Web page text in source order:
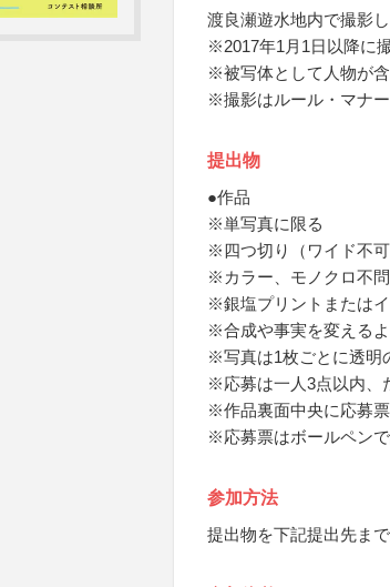
渡良瀬遊水地内で撮影
※2017年1月1日以降に
※被写体として人物が
※撮影はルール・マナ
提出物
●作品
※単写真に限る
※四つ切り（ワイド不
※カラー、モノクロ不問
※銀塩プリントまたは
※合成や事実を変える
※写真は1枚ごとに透明
※応募は一人3点以内、
※作品裏面中央に応募
※応募票はボールペン
参加方法
提出物を下記提出先ま